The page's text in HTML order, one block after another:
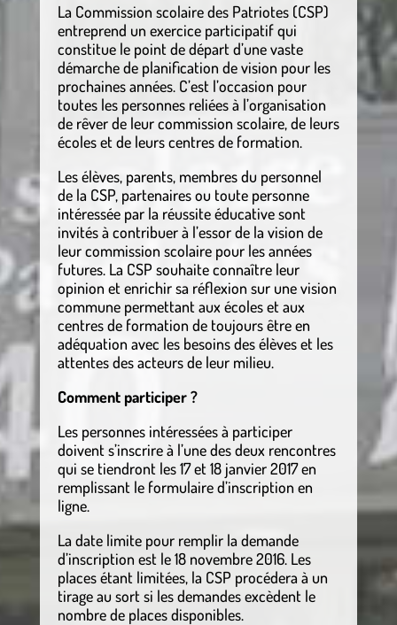
La Commission scolaire des Patriotes (CSP)
entreprend un exercice participatif qui
constitue le point de départ d’une vaste
démarche de planification de vision pour les
prochaines années. C’est l’occasion pour
toutes les personnes reliées à l’organisation
de rêver de leur commission scolaire, de leurs
écoles et de leurs centres de formation.
Les élèves, parents, membres du personnel
de la CSP, partenaires ou toute personne
intéressée par la réussite éducative sont
invités à contribuer à l’essor de la vision de
leur commission scolaire pour les années
futures. La CSP souhaite connaître leur
opinion et enrichir sa réflexion sur une vision
commune permettant aux écoles et aux
centres de formation de toujours être en
adéquation avec les besoins des élèves et les
attentes des acteurs de leur milieu.
Comment participer ?
Les personnes intéressées à participer
doivent s’inscrire à l’une des deux rencontres
qui se tiendront les 17 et 18 janvier 2017 en
remplissant le formulaire d’inscription en
ligne.
La date limite pour remplir la demande
d’inscription est le 18 novembre 2016. Les
places étant limitées, la CSP procédera à un
tirage au sort si les demandes excèdent le
nombre de places disponibles.